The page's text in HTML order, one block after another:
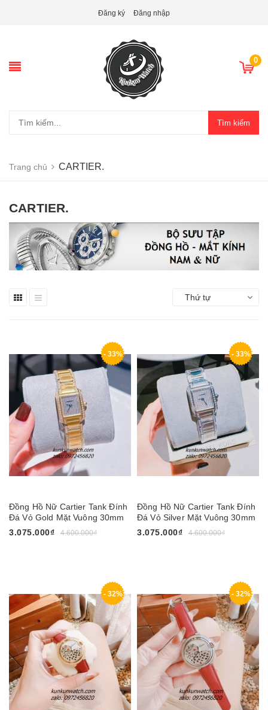
Đăng ký Đăng nhập
0
Tìm kiếm
Trang chủ CARTIER.
CARTIER.
Thứ tự
- 33%
Đồng Hồ Nữ Cartier Tank Đính
Đá Vỏ Gold Mặt Vuông 30mm
3.075.000₫
4.600.000₫
- 33%
Đồng Hồ Nữ Cartier Tank Đính
Đá Vỏ Silver Mặt Vuông 30mm
3.075.000₫
4.600.000₫
- 32% - 32%